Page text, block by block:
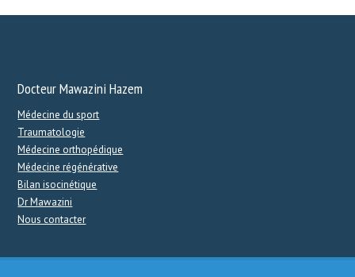
Docteur Mawazini Hazem
Médecine du sport
Traumatologie
Médecine orthopédique
Médecine régénérative
Bilan isocinétique
Dr Mawazini
Nous contacter